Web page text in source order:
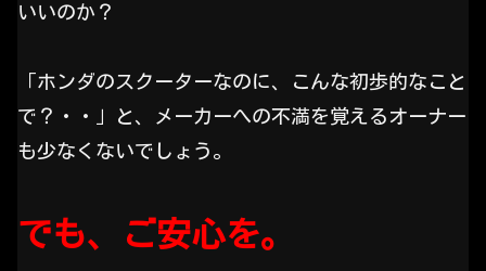
いいのか？
「ホンダのスクーターなのに、こんな初歩的なこと
で？・・」と、メーカーへの不満を覚えるオーナー
も少なくないでしょう。
でも、ご安心を。